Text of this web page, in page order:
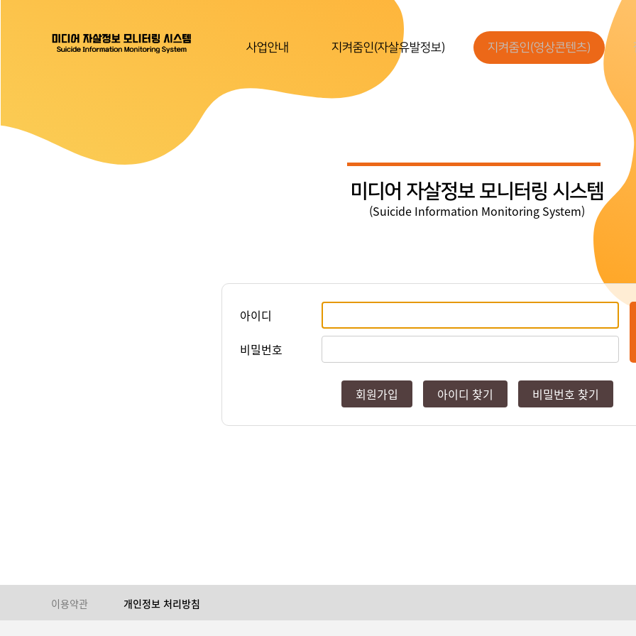
사업안내 지켜줌인(자살유발정보) 지켜줌인(영상콘텐츠)
미디어 자살정보 모니터링 시스템
(Suicide Information Monitoring System)
아이디
비밀번호
회원가입 아이디 찾기 비밀번호 찾기
이용약관 개인정보 처리방침